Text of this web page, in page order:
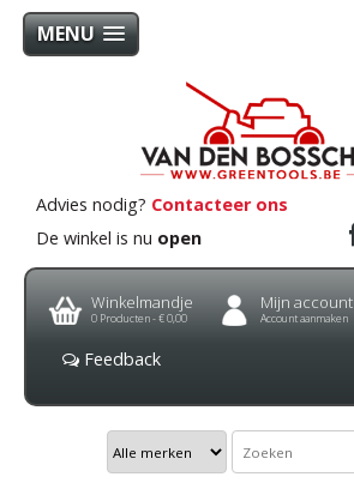
MENU
Advies nodig? Contacteer ons
De winkel is nu open
Winkelmandje
0 Producten -€ 0,00
Mijn account
Account aanmaken
Feedback